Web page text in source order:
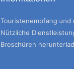
Touristenempfang
Nützliche
Broschüren